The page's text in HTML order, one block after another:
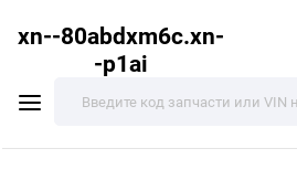
xn--80abdxm6c.xn-
-p1ai